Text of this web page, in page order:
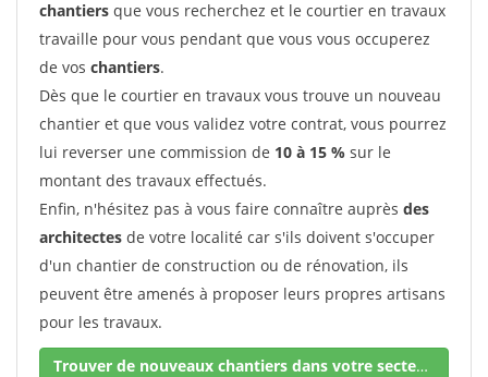
chantiers que vous recherchez et le courtier en travaux
travaille pour vous pendant que vous vous occuperez
de vos chantiers.
Dès que le courtier en travaux vous trouve un nouveau
chantier et que vous validez votre contrat, vous pourrez
lui reverser une commission de 10 à 15 % sur le
montant des travaux effectués.
Enfin, n'hésitez pas à vous faire connaître auprès des
architectes de votre localité car s'ils doivent s'occuper
d'un chantier de construction ou de rénovation, ils
peuvent être amenés à proposer leurs propres artisans
pour les travaux.
Trouver de nouveaux chantiers dans votre secteur !